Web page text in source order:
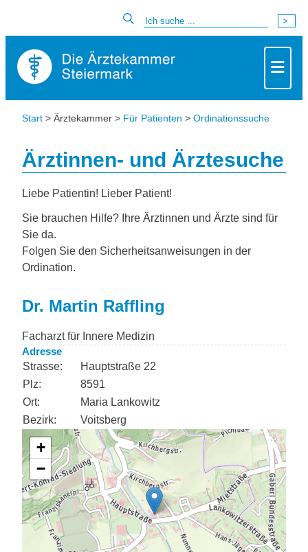
Start > Ärztekammer > Für Patienten > Ordinationssuche
Ärztinnen- und Ärztesuche
Liebe Patientin! Lieber Patient!
Sie brauchen Hilfe? Ihre Ärztinnen und Ärzte sind für
Sie da.
Folgen Sie den Sicherheitsanweisungen in der
Ordination.
Dr. Martin Raffling
Facharzt für Innere Medizin
Adresse
Strasse:
Hauptstraße 22
Plz:
8591
Ort:
Maria Lankowitz
Bezirk:
Voitsberg